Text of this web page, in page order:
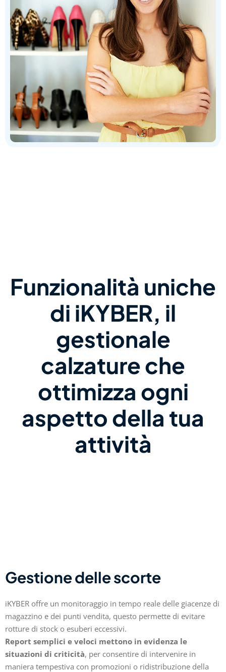
Funzionalità uniche
di iKYBER, il
gestionale
calzature che
ottimizza ogni
aspetto della tua
attività
Gestione delle scorte
iKYBER offre un monitoraggio in tempo reale delle giacenze di
magazzino e dei punti vendita, questo permette di evitare
rotture di stock o esuberi eccessivi.
Report semplici e veloci mettono in evidenza le
situazioni di criticità, per consentire di intervenire in
maniera tempestiva con promozioni o ridistribuzione della